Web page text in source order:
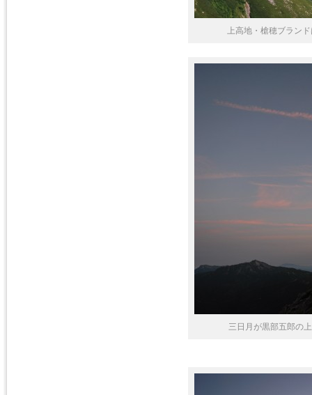
上高地・槍穂ブラン
三日月が黒部五郎の